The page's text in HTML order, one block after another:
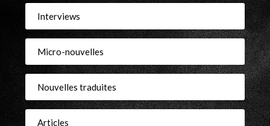
Interviews
Micro-nouvelles
Nouvelles traduites
Articles